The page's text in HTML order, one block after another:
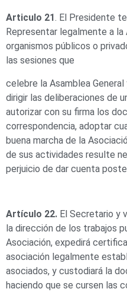
Articulo 21. El Presidente
Representar legalmente a
organismos públicos o
las sesiones que
celebre la Asamblea
dirigir las deliberaciones de
autorizar con su firma los
correspondencia, adoptar
buena marcha de la
de sus actividades resulte
perjuicio de dar cuenta
Artículo 22. El Secretario y
la dirección de los trabajos
Asociación, expedirá
asociación legalmente
asociados, y custodiará la
haciendo que se cursen las